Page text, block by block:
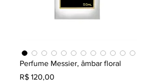
Perfume Messier, âmbar floral
R$ 120,00